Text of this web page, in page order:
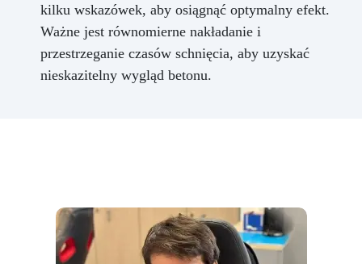
kilku wskazówek, aby osiągnąć optymalny efekt.
Ważne jest równomierne nakładanie i
przestrzeganie czasów schnięcia, aby uzyskać
nieskazitelny wygląd betonu.